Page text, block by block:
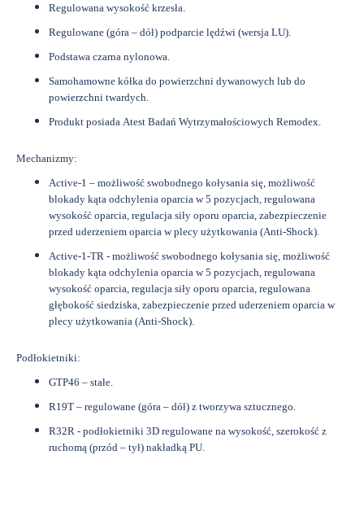
Regulowana wysokość krzesła.
Regulowane (góra – dół) podparcie lędźwi (wersja LU).
Podstawa czarna nylonowa.
Samohamowne kółka do powierzchni dywanowych lub do
powierzchni twardych.
Produkt posiada Atest Badań Wytrzymałościowych Remodex.
Mechanizmy:
Active-1 – możliwość swobodnego kołysania się, możliwość
blokady kąta odchylenia oparcia w 5 pozycjach, regulowana
wysokość oparcia, regulacja siły oporu oparcia, zabezpieczenie
przed uderzeniem oparcia w plecy użytkowania (Anti-Shock).
Active-1-TR - możliwość swobodnego kołysania się, możliwość
blokady kąta odchylenia oparcia w 5 pozycjach, regulowana
wysokość oparcia, regulacja siły oporu oparcia, regulowana
głębokość siedziska, zabezpieczenie przed uderzeniem oparcia w
plecy użytkowania (Anti-Shock).
Podłokietniki:
GTP46 – stałe.
R19T – regulowane (góra – dół) z tworzywa sztucznego.
R32R - podłokietniki 3D regulowane na wysokość, szerokość z
ruchomą (przód – tył) nakładką PU.